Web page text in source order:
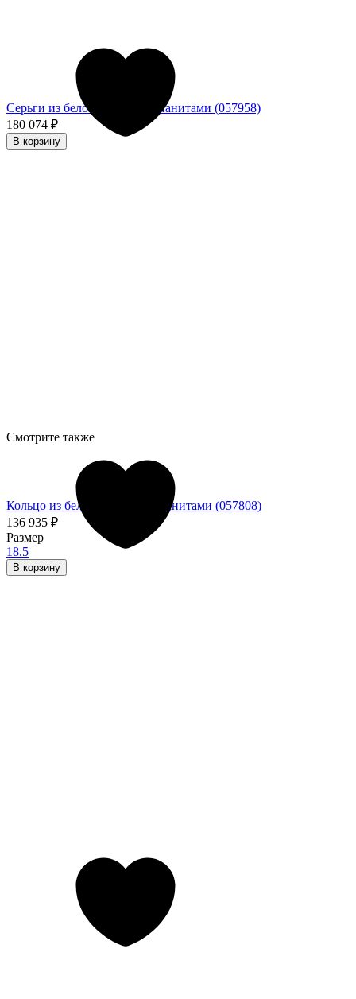
Серьги из белого золота с фианитами (057958)
180 074 ₽
В корзину
Кольцо из белого золота с фианитами (057808)
136 935 ₽
Размер
18.5
В корзину
Смотрите также